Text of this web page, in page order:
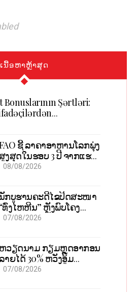
ເນື້ອຫາຫຼ້າສຸດ
Bonuslarının Şərtləri:
ຊີ້ ລາຄາອາຫານໂລກພຸ່ງ
ງສຸດໃນຮອບ 3 ປີ ຈາກແຮງ
ກົດດັນຂອງສົງຄາມ, El nino
08/08/2026
ກບູຮານຄະດີໄຂປິດສະໜາ
“ທົ່ງໄຫຫີນ” ຫຼັງພົບໂຄງ
ກະດູກ 37 ຄົນໃນຫີນຍັກ
07/08/2026
ຫວຽດນາມ ກຽມຫຼຸດອາກອນ
າຍໄດ້ 30% ຫວັງອູ້ມ
ທຸລະກິດຂະໜາດນ້ອຍ ແລະ
07/08/2026